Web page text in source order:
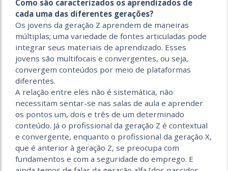
Como são caracterizados os aprendizados de
cada uma das diferentes gerações?
Os jovens da geração Z aprendem de maneiras
múltiplas; uma variedade de fontes articuladas pode
integrar seus materiais de aprendizado. Esses
jovens são multifocais e convergentes, ou seja,
convergem conteúdos por meio de plataformas
diferentes.
A relação entre eles não é sistemática, não
necessitam sentar-se nas salas de aula e aprender
os pontos um, dois e três de um determinado
conteúdo. Já o profissional da geração Z é contextual
e convergente, enquanto o profissional da geração X,
que é anterior à geração Z, se preocupa com
fundamentos e com a seguridade do emprego. E